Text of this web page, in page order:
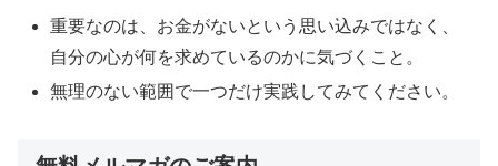
重要なのは、お金がないという思い込みではなく、
自分の心が何を求めているのかに気づくこと。
無理のない範囲で一つだけ実践してみてください。